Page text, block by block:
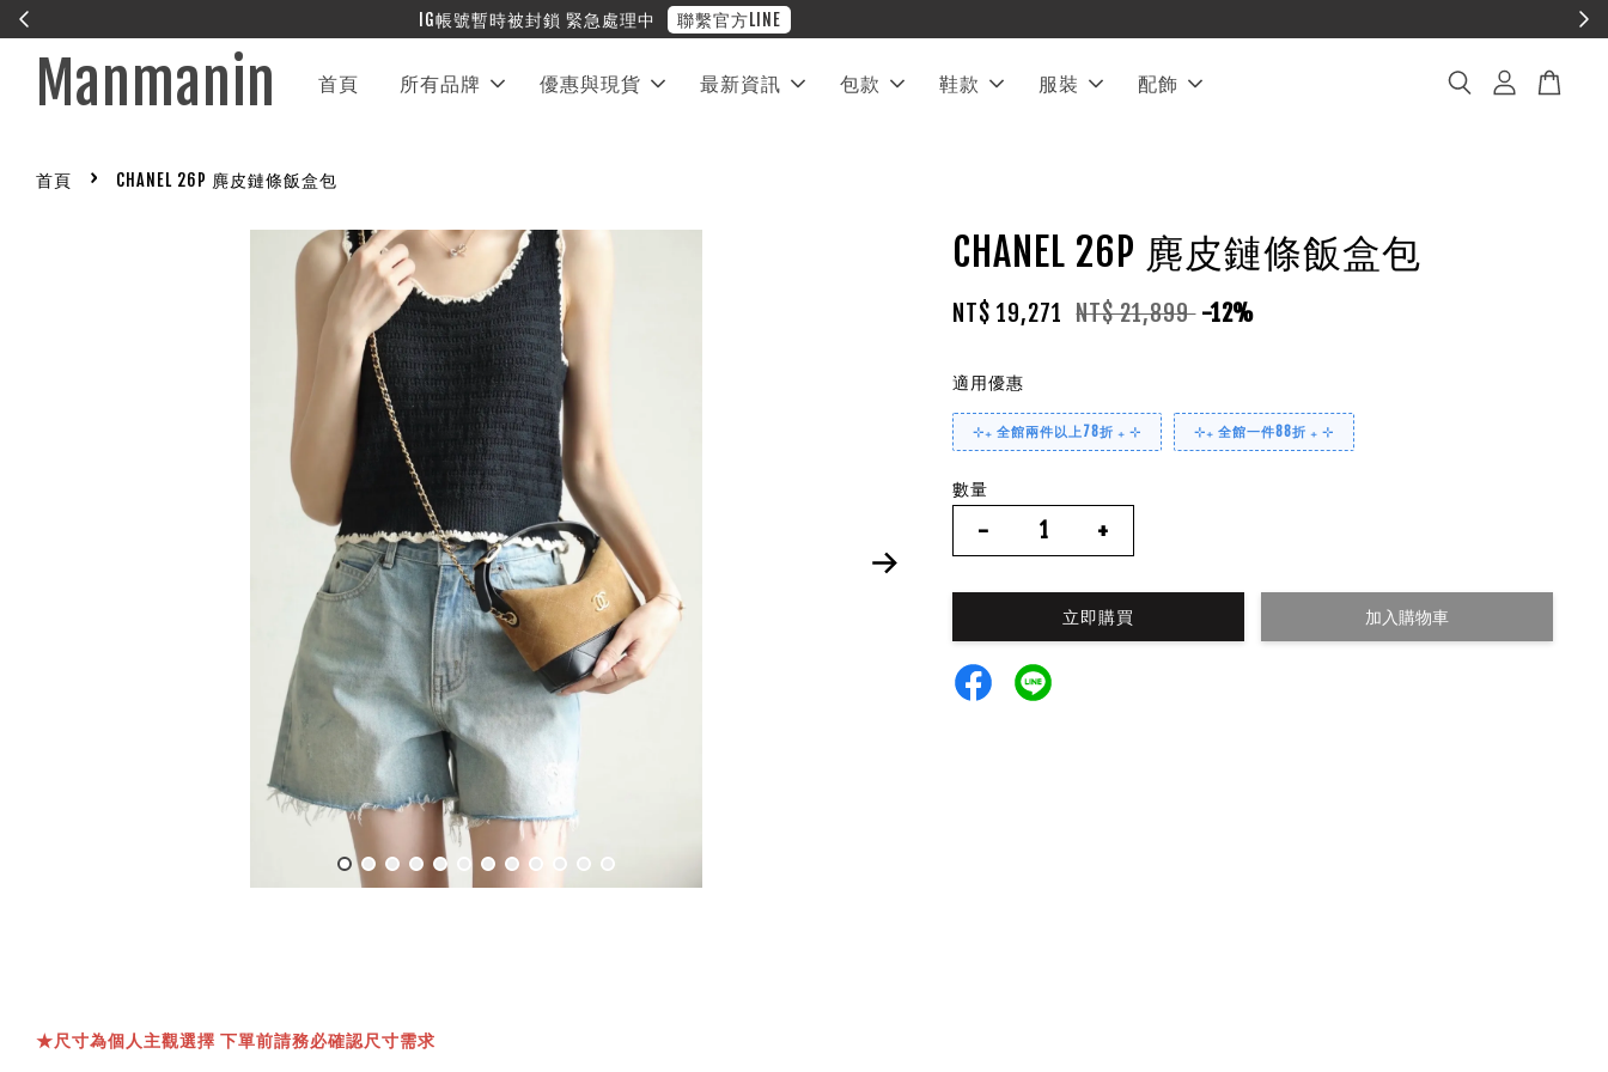
❤︎ 全館滿兩萬享免運
Manmanin 首頁 所有品牌 優惠與現貨 最新資訊 包款 鞋款 服裝 配飾
首頁 › CHANEL 26P 麂皮鏈條飯盒包
CHANEL 26P 麂皮鏈條飯盒包
NT$ 19,271 NT$ 21,899 -12%
適用優惠
⊹₊ 全館兩件以上78折 ₊ ⊹ ⊹₊ 全館一件88折 ₊ ⊹
數量
- +
立即購買 加入購物車
★尺寸為個人主觀選擇 下單前請務必確認尺寸需求